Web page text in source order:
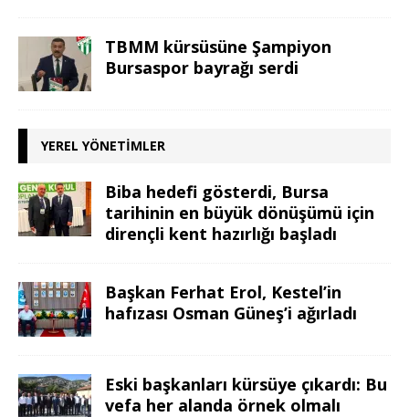
TBMM kürsüsüne Şampiyon
Bursaspor bayrağı serdi
YEREL YÖNETIMLER
Biba hedefi gösterdi, Bursa
tarihinin en büyük dönüşümü için
dirençli kent hazırlığı başladı
Başkan Ferhat Erol, Kestel’in
hafızası Osman Güneş’i ağırladı
Eski başkanları kürsüye çıkardı: Bu
vefa her alanda örnek olmalı